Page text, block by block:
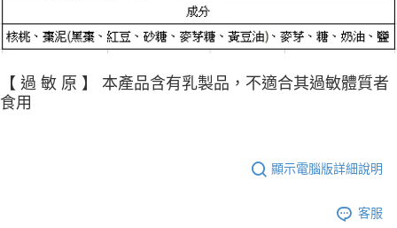
【 過 敏 原 】 本產品含有乳製品，不適合其過敏體質者
食用
顯示電腦版詳細說明
客服